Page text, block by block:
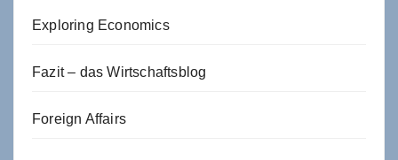
Exploring Economics
Fazit – das Wirtschaftsblog
Foreign Affairs